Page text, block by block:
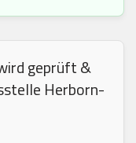
geprüft &
Herborn-